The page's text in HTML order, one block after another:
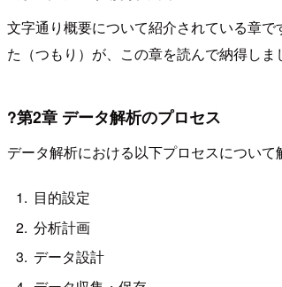
文字通り概要について紹介されている章
た（つもり）が、この章を読んで納得しま
?第2章 データ解析のプロセス
データ解析における以下プロセスについて
目的設定
分析計画
データ設計